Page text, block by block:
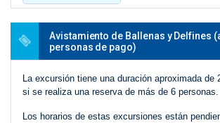
Avistamiento de Ballenas y Delfines
personas de pago)
La excursión tiene una duración aproximada de
si se realiza una reserva de más de 6 personas.
Los horarios de estas excursiones están